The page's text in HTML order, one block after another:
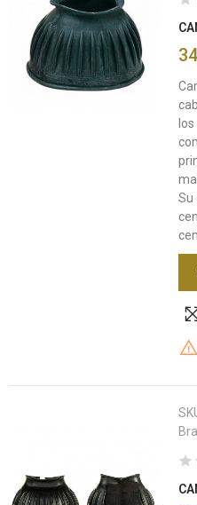
Su